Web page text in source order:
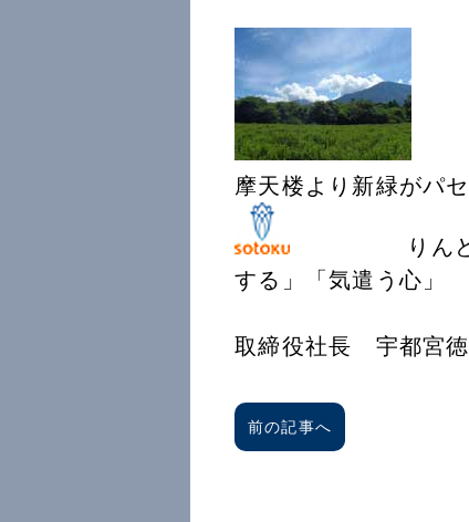
摩天楼より新緑がパ
りんどうの
する」「気遣
創徳
取締役社長 宇都宮
前の記事へ